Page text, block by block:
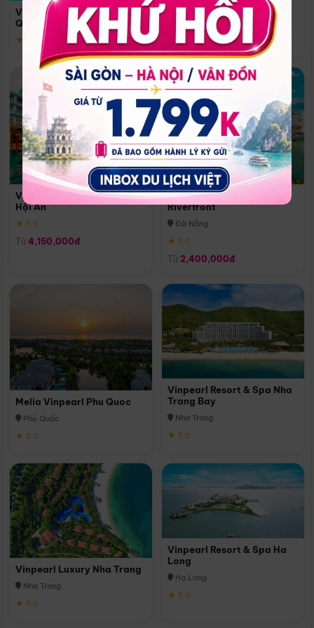
Vinpearl Resort & Spa Phu
Quoc
★ 5.0
Quoc
Phú Quốc
★ 5.0
Vinpearl Resort & Golf Nam
Hội An
★ 5.0
Từ 4,150,000đ
Melia Vinpearl Danang
Riverfront
Đà Nẵng
★ 5.0
Từ 2,400,000đ
Melia Vinpearl Phu Quoc
Phú Quốc
★ 5.0
Vinpearl Resort & Spa Nha
Trang Bay
Nha Trang
★ 5.0
Vinpearl Luxury Nha Trang
Nha Trang
★ 5.0
Vinpearl Resort & Spa Ha
Long
Hạ Long
★ 5.0